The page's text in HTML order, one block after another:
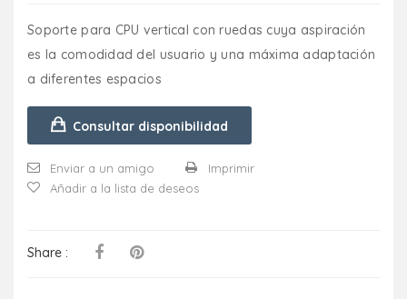
Soporte para CPU vertical con ruedas cuya aspiración
es la comodidad del usuario y una máxima adaptación
a diferentes espacios
Consultar disponibilidad
Enviar a un amigo
Imprimir
Añadir a la lista de deseos
Share :